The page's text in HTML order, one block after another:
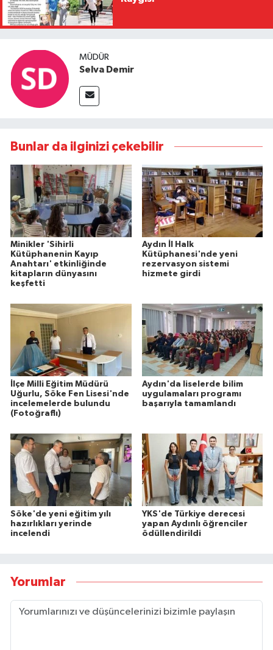
MÜDÜR
Selva Demir
Bunlar da ilginizi çekebilir
Minikler 'Sihirli
Kütüphanenin Kayıp
Anahtarı' etkinliğinde
kitapların dünyasını
keşfetti
Aydın İl Halk
Kütüphanesi'nde yeni
rezervasyon sistemi
hizmete girdi
İlçe Milli Eğitim Müdürü
Uğurlu, Söke Fen Lisesi'nde
incelemelerde bulundu
(Fotoğraflı)
Aydın'da liselerde bilim
uygulamaları programı
başarıyla tamamlandı
Söke'de yeni eğitim yılı
hazırlıkları yerinde
incelendi
YKS'de Türkiye derecesi
yapan Aydınlı öğrenciler
ödüllendirildi
Yorumlar